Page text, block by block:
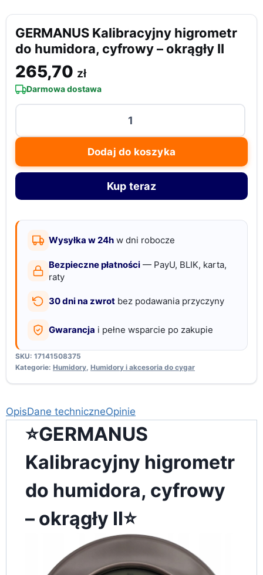
GERMANUS Kalibracyjny higrometr
do humidora, cyfrowy – okrągły II
265,70 zł
Darmowa dostawa
Kalibracyjny
higrometr
do
-
okrągły
Dodaj do koszyka
Kup teraz
Wysyłka w 24h w dni robocze
Bezpieczne płatności — PayU, BLIK, karta,
raty
30 dni na zwrot bez podawania przyczyny
Gwarancja i pełne wsparcie po zakupie
SKU: 17141508375
Kategorie: Humidory Humidory i akcesoria do cygar
OpisDane techniczneOpinie
⭐️GERMANUS
Kalibracyjny higrometr
do humidora, cyfrowy
– okrągły II⭐️